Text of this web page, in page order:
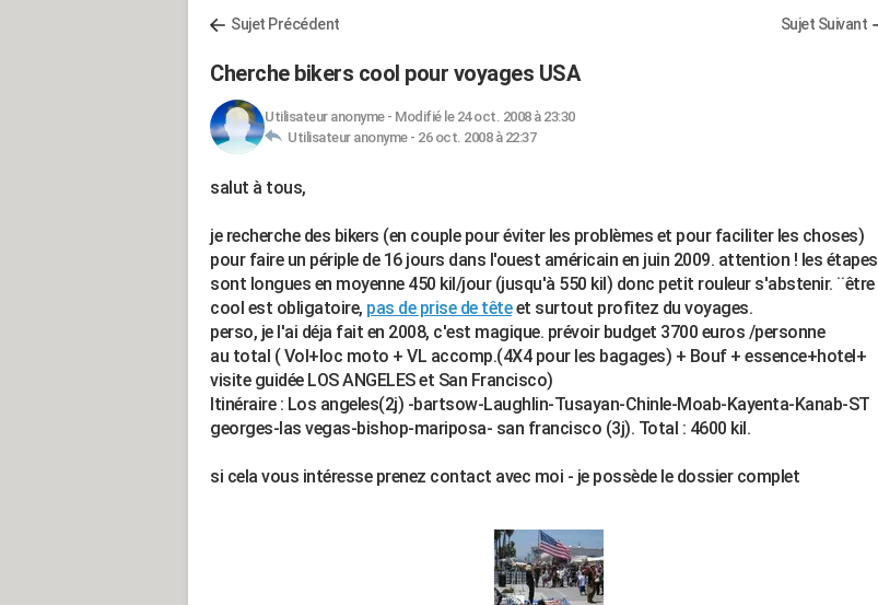
Sujet Précédent Sujet Suivant
Cherche bikers cool pour voyages USA
Utilisateur anonyme- Modifié le 24 oct. 2008 à 23:30
Utilisateur anonyme - 26 oct. 2008 à 22:37
salut à tous,
je recherche des bikers (en couple pour éviter les problèmes et pour faciliter les choses)
pour faire un périple de 16 jours dans l'ouest américain en juin 2009. attention ! les étapes
sont longues en moyenne 450 kil/jour (jusqu'à 550 kil) donc petit rouleur s'abstenir. ¨être
cool est obligatoire, pas de prise de têteet surtout profitez du voyages.
perso, je l'ai déja fait en 2008, c'est magique. prévoir budget 3700 euros /personne
au total ( Vol+loc moto + VL accomp.(4X4 pour les bagages) + Bouf + essence+hotel+
visite guidée LOS ANGELES et San Francisco)
Itinéraire : Los angeles(2j) -bartsow-Laughlin-Tusayan-Chinle-Moab-Kayenta-Kanab-ST
georges-las vegas-bishop-mariposa- san francisco (3j). Total : 4600 kil.
si cela vous intéresse prenez contact avec moi - je possède le dossier complet